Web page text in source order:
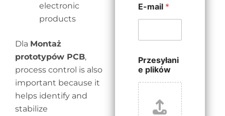
electronic
products
Dla Montaż
prototypów PCB,
process control is also
important because it
helps identify and
stabilize
E-mail *
Przesyłani
e plików